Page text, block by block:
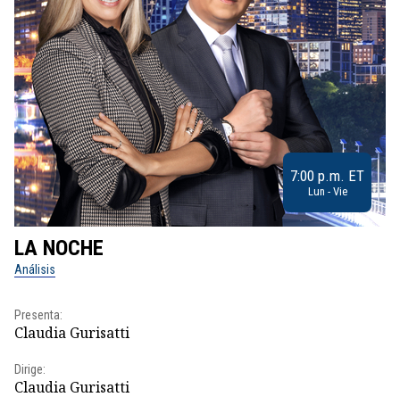
7:00 p.m. ET
Lun - Vie
LA NOCHE
Análisis
Presenta:
Claudia Gurisatti
Dirige:
Claudia Gurisatti